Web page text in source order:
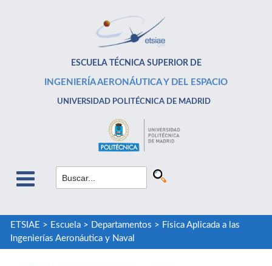
ESCUELA TÉCNICA SUPERIOR DE
INGENIERÍA AERONÁUTICA Y DEL ESPACIO
UNIVERSIDAD POLITÉCNICA DE MADRID
ETSIAE > Escuela> Departamentos > Física Aplicada a las
Ingenierías Aeronáutica y Naval